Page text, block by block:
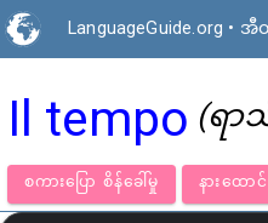
LanguageGuide.org • အီ
Il tempo (ရ
စကားပြော စိန်ခေါ်မှု နား